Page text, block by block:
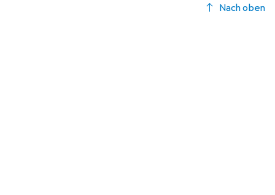
Nach oben